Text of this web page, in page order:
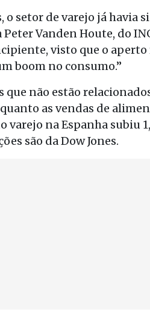
o setor de varejo já havia
Vanden Houte, do
visto que o aperto
boom no consumo.”
que não estão
as vendas de
varejo na Espanha subiu
são da Dow Jones.